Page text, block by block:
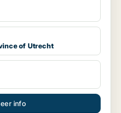
of Utrecht
info